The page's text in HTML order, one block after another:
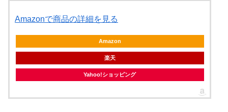
Amazonで商品の詳細を見る
Amazon
楽天
Yahoo!ショッピング